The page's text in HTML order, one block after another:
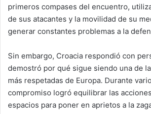
primeros compases del encuentro,
de sus atacantes y la movilidad de su
generar constantes problemas a la
Sin embargo, Croacia respondió con
demostró por qué sigue siendo una de
más respetadas de Europa. Durante
compromiso logró equilibrar las
espacios para poner en aprietos a la